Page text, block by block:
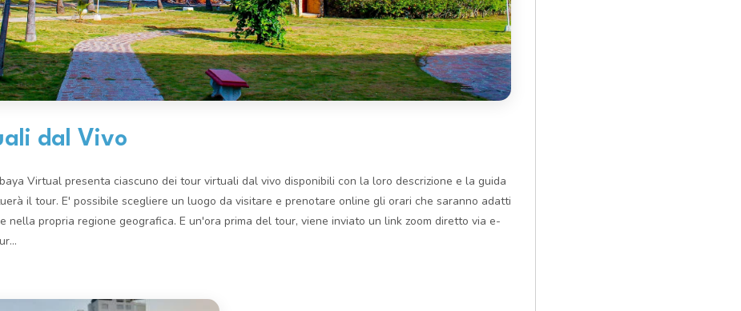
dal Vivo
Virtual presenta ciascuno dei tour virtuali dal vivo disponibili con la loro descrizione e la guida
il tour. E' possibile scegliere un luogo da visitare e prenotare online gli orari che saranno adatti
nella propria regione geografica. E un'ora prima del tour, viene inviato un link zoom diretto via e-